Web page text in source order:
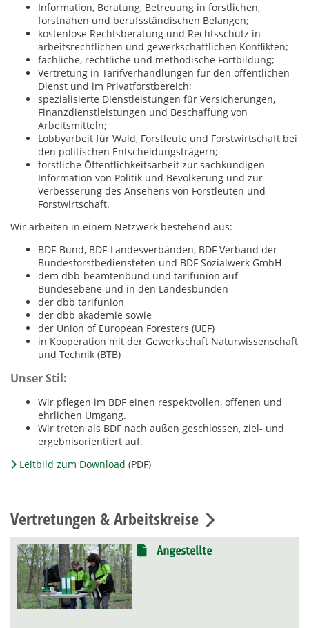
Information, Beratung, Betreuung in forstlichen,
forstnahen und berufsständischen Belangen;
kostenlose Rechtsberatung und Rechtsschutz in
arbeitsrechtlichen und gewerkschaftlichen Konflikten;
fachliche, rechtliche und methodische Fortbildung;
Vertretung in Tarifverhandlungen für den öffentlichen
Dienst und im Privatforstbereich;
spezialisierte Dienstleistungen für Versicherungen,
Finanzdienstleistungen und Beschaffung von
Arbeitsmitteln;
Lobbyarbeit für Wald, Forstleute und Forstwirtschaft bei
den politischen Entscheidungsträgern;
forstliche Öffentlichkeitsarbeit zur sachkundigen
Information von Politik und Bevölkerung und zur
Verbesserung des Ansehens von Forstleuten und
Forstwirtschaft.
Wir arbeiten in einem Netzwerk bestehend aus:
BDF-Bund, BDF-Landesverbänden, BDF Verband der
Bundesforstbediensteten und BDF Sozialwerk GmbH
dem dbb-beamtenbund und tarifunion auf
Bundesebene und in den Landesbünden
der dbb tarifunion
der dbb akademie sowie
der Union of European Foresters (UEF)
in Kooperation mit der Gewerkschaft Naturwissenschaft
und Technik (BTB)
Unser Stil:
Wir pflegen im BDF einen respektvollen, offenen und
ehrlichen Umgang.
Wir treten als BDF nach außen geschlossen, ziel- und
ergebnisorientiert auf.
Leitbild zum Download (PDF)
Vertretungen & Arbeitskreise
Angestellte